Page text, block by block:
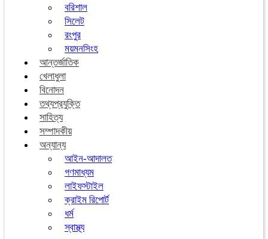
বরিশাল
সিলেট
রংপুর
ময়মনসিংহ
আন্তর্জাতিক
খেলাধুলা
বিনোদন
তথ্যপ্রযুক্তি
সাহিত্য
সম্পাদকীয়
অন্যান্য
আইন-আদালত
গণমাধ্যম
লাইফস্টাইল
ক্রাইম রিপোর্ট
ধর্ম
স্বাস্থ্য